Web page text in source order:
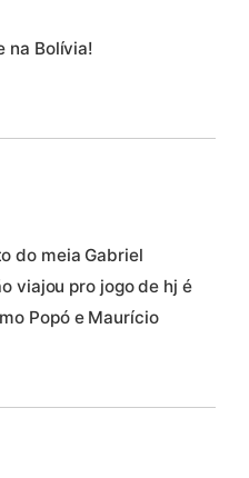
na Bolívia!
do meia Gabriel
viajou pro jogo de hj é
Popó e Maurício